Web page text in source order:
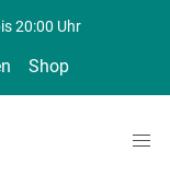
20:00 Uhr
Shop